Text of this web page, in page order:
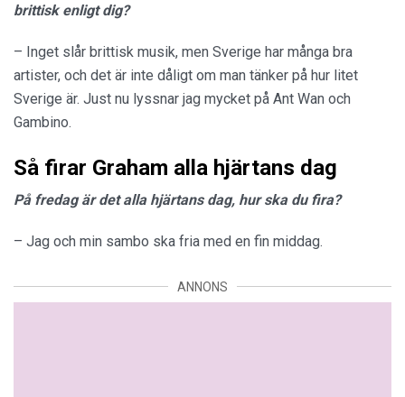
brittisk enligt dig?
– Inget slår brittisk musik, men Sverige har många bra
artister, och det är inte dåligt om man tänker på hur litet
Sverige är. Just nu lyssnar jag mycket på Ant Wan och
Gambino.
Så firar Graham alla hjärtans dag
På fredag är det alla hjärtans dag, hur ska du fira?
– Jag och min sambo ska fria med en fin middag.
ANNONS